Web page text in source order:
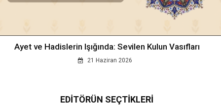
Ayet ve Hadislerin Işığında: Sevilen Kulun Vasıfları
21 Haziran 2026
EDİTÖRÜN SEÇTİKLERİ